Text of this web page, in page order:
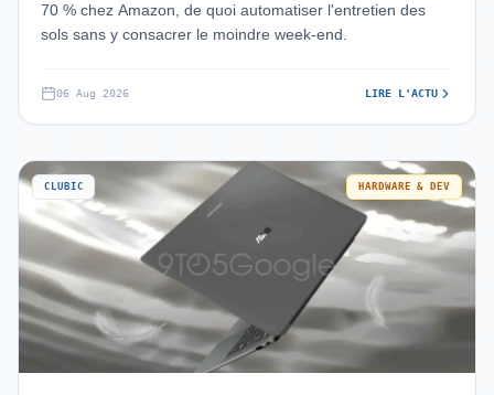
70 % chez Amazon, de quoi automatiser l'entretien des
sols sans y consacrer le moindre week-end.
06 Aug 2026 LIRE L'ACTU
CLUBIC HARDWARE & DEV